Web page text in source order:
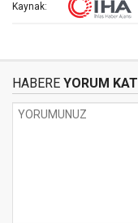
Kaynak:
HABERE YORUM KAT